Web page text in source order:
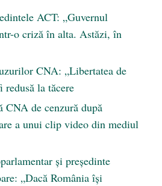
ACT: „Guvernul
o criză în alta. Astăzi, în
CNA: „Libertatea de
redusă la tăcere
CNA de cenzură după
a unui clip video din mediul
și președinte
„Dacă România își